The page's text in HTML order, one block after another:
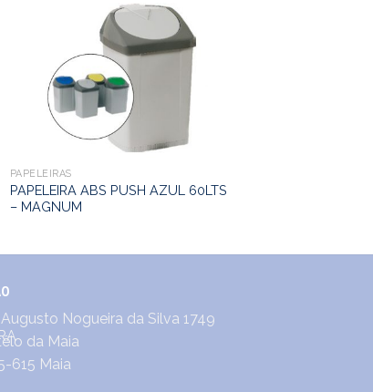
PAPELEIRAS
PAPELEIRA ABS PUSH AZUL 60LTS
– MAGNUM
Augusto Nogueira da Silva 1749
da Maia
615 Maia